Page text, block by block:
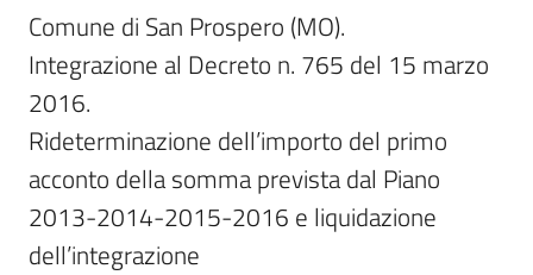
Comune di San Prospero (MO).
Integrazione al Decreto n. 765 del 15 marzo
2016.
Rideterminazione dell’importo del primo
acconto della somma prevista dal Piano
2013-2014-2015-2016 e liquidazione
dell’integrazione